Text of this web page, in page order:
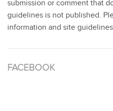
submission or comment that
guidelines is not published.
information and site
FACEBOOK